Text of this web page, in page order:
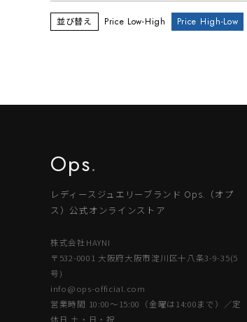
並び替え Price Low-High Price High-Low
Ops.
レディースジュエリーブランド Ops.（オプ
ス）公式オンラインストア
株式会社HAYNI
〒532-0001 大阪府大阪市淀川区十八条3-9-35(5
号)
info@ops-official.com
営業時間 10:00〜15:00（金曜は14:00まで）／定
休日 土・日・祝